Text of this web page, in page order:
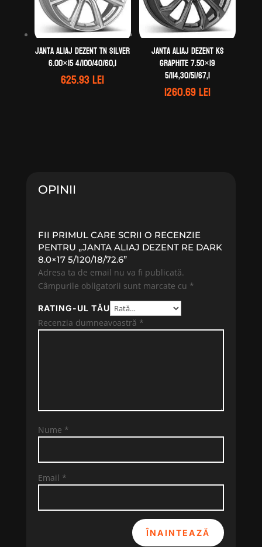
Janta aliaj DEZENT TN silver
6.00×15 4/100/40/60,1
625.93lei
Janta aliaj DEZENT KS
graphite 7.50×19
5/114,30/51/67,1
1260.69lei
OPINII
FII PRIMUL CARE SCRII O RECENZIE
PENTRU „JANTA ALIAJ DEZENT RE DARK
8.0×17 5/120/18/72.6”
Adresa ta de email nu va fi publicată.
Câmpurile obligatorii sunt marcate cu *
RATING-UL TĂU
Recenzia dumneavoastră *
Nume *
Email *
ÎNAINTEAZĂ